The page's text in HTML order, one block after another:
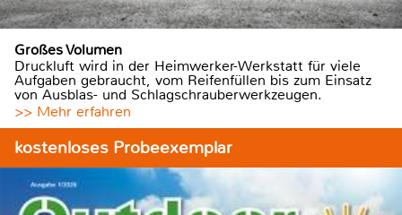
Großes Volumen
Druckluft wird in der Heimwerker-Werkstatt für viele
Aufgaben gebraucht, vom Reifenfüllen bis zum Einsatz
von Ausblas- und Schlagschrauberwerkzeugen.
>> Mehr erfahren
kostenloses Probeexemplar